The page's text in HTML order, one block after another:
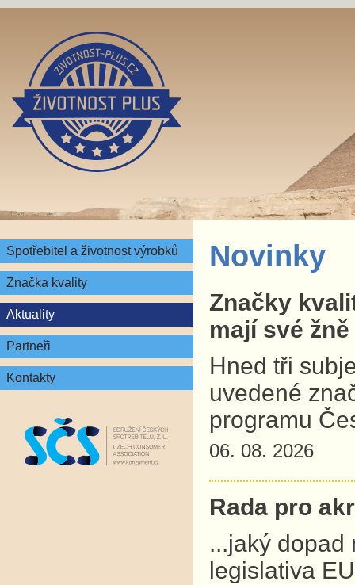
Spotřebitel a životnost výrobků
Značka kvality
Aktuality
Partneři
Kontakty
Novinky
Značky
mají své žně
Hned tři
uvedené
programu
06. 08. 2026
Rada pro
...jaký dopad
legislativa